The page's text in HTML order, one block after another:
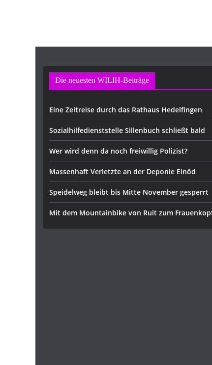
Die neuesten WILIH-Beiträge
Eine Zeitreise durch das Rathaus Hedelfingen
Sozialhilfedienststelle Sillenbuch schließt bald
Wer wird denn da noch freiwillig Polizist?
Massenhaft Verletzte an der Deponie Einöd
Speidelweg bleibt bis Mitte November gesperrt
Mit dem Mountainbike von Ruit zum